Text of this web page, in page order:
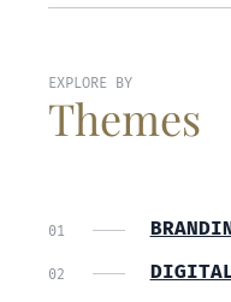
EXPLORE BY
Themes